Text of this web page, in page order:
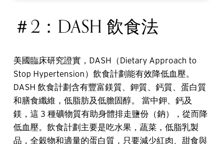
＃2：DASH 飲食法
美國臨床研究證實，DASH（Dietary Approach to
Stop Hypertension）飲食計劃能有效降低血壓。
DASH 飲食計劃含有豐富鎂質、鉀質、鈣質、蛋白質
和膳食纖維，低脂肪及低膽固醇。 當中鉀、鈣及
鎂，這 3 種礦物質有助身體排走鹽份（鈉），從而降
低血壓。飲食計劃主要是吃水果，蔬菜，低脂乳製
品，全穀物和適量的蛋白質，只要減少紅肉、甜食與